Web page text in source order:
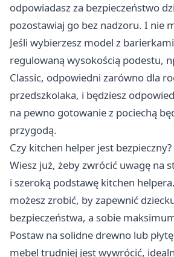
odpowiadasz za bezpieczeństwo
pozostawiaj go bez nadzoru. I nie
Jeśli wybierzesz model z
regulowaną wysokością podestu,
Classic, odpowiedni zarówno dla
przedszkolaka, i będziesz
na pewno gotowanie z pociechą
przygodą.
Czy kitchen helper jest bezpieczny?
Wiesz już, żeby zwrócić uwagę na
i szeroką podstawę kitchen
możesz zrobić, by zapewnić
bezpieczeństwa, a sobie
Postaw na solidne drewno lub
mebel trudniej jest wywrócić,